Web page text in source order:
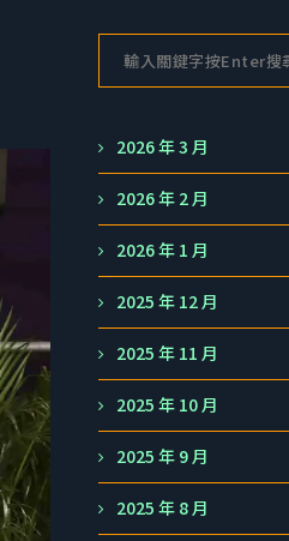
2026 年 3 月
2026 年 2 月
2026 年 1 月
2025 年 12 月
2025 年 11 月
2025 年 10 月
2025 年 9 月
2025 年 8 月